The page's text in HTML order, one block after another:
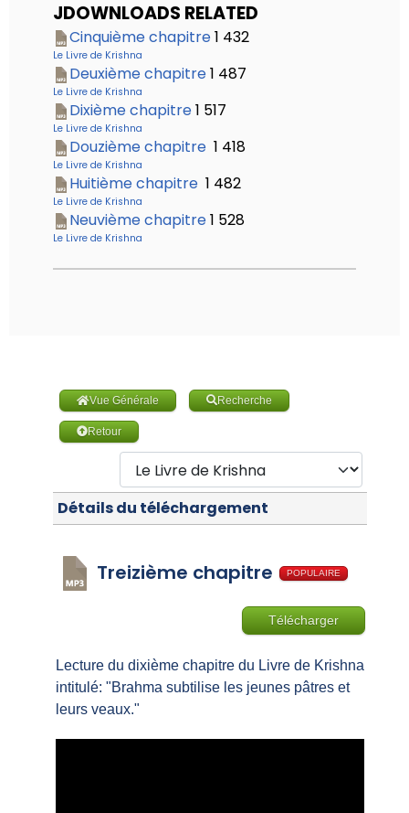
JDOWNLOADS RELATED
Cinquième chapitre1 432
Le Livre de Krishna
Deuxième chapitre1 487
Le Livre de Krishna
Dixième chapitre1 517
Le Livre de Krishna
Douzième chapitre 1 418
Le Livre de Krishna
Huitième chapitre 1 482
Le Livre de Krishna
Neuvième chapitre1 528
Le Livre de Krishna
Vue Générale Recherche
Retour
Détails du téléchargement
Treizième chapitre POPULAIRE
Télécharger
Lecture du dixième chapitre du Livre de Krishna
intitulé: "Brahma subtilise les jeunes pâtres et
leurs veaux."